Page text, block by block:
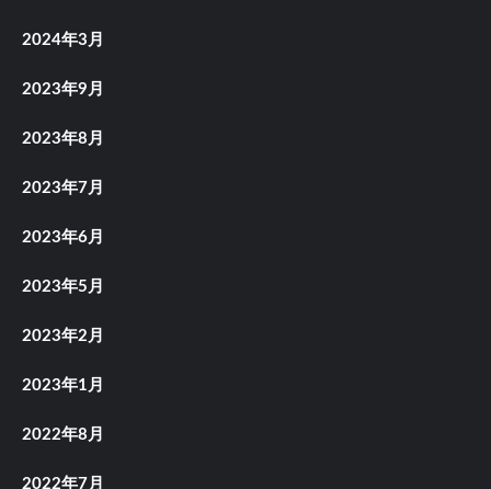
2024年3月
2023年9月
2023年8月
2023年7月
2023年6月
2023年5月
2023年2月
2023年1月
2022年8月
2022年7月